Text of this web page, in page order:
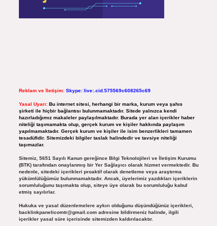
Reklam ve İletişim: Skype: live:.cid.575569c608265c69
Yasal Uyarı: Bu internet sitesi, herhangi bir marka, kurum veya şahıs
şirketi ile hiçbir bağlantısı bulunmamaktadır. Sitede yalnızca kendi
hazırladığımız makaleler paylaşılmaktadır. Burada yer alan içerikler haber
niteliği taşımamakta olup, gerçek kurum ve kişiler hakkında paylaşım
yapılmamaktadır. Gerçek kurum ve kişiler ile isim benzerlikleri tamamen
tesadüfidir. Sitemizdeki bilgiler taslak halindedir ve tavsiye niteliği
taşımazlar.
Sitemiz, 5651 Sayılı Kanun gereğince Bilgi Teknolojileri ve İletişim Kurumu
(BTK) tarafından onaylanmış bir Yer Sağlayıcı olarak hizmet vermektedir. Bu
nedenle, sitedeki içerikleri proaktif olarak denetleme veya araştırma
yükümlülüğümüz bulunmamaktadır. Ancak, üyelerimiz yazdıkları içeriklerin
sorumluluğunu taşımakta olup, siteye üye olarak bu sorumluluğu kabul
etmiş sayılırlar.
Hukuka ve yasal düzenlemelere aykırı olduğunu düşündüğünüz içerikleri,
backlinkpanelicomtr@gmail.comadresine bildirmeniz halinde, ilgili
içerikler yasal süre içerisinde sitemizden kaldırılacaktır.